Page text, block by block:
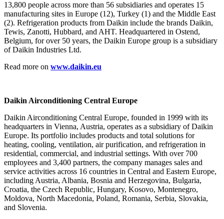
13,800 people across more than 56 subsidiaries and operates 15
manufacturing sites in Europe (12), Turkey (1) and the Middle East
(2). Refrigeration products from Daikin include the brands Daikin,
Tewis, Zanotti, Hubbard, and AHT. Headquartered in Ostend,
Belgium, for over 50 years, the Daikin Europe group is a subsidiary
of Daikin Industries Ltd.
Read more on www.daikin.eu
Daikin Airconditioning Central Europe
Daikin Airconditioning Central Europe, founded in 1999 with its
headquarters in Vienna, Austria, operates as a subsidiary of Daikin
Europe. Its portfolio includes products and total solutions for
heating, cooling, ventilation, air purification, and refrigeration in
residential, commercial, and industrial settings. With over 700
employees and 3,400 partners, the company manages sales and
service activities across 16 countries in Central and Eastern Europe,
including Austria, Albania, Bosnia and Herzegovina, Bulgaria,
Croatia, the Czech Republic, Hungary, Kosovo, Montenegro,
Moldova, North Macedonia, Poland, Romania, Serbia, Slovakia,
and Slovenia.